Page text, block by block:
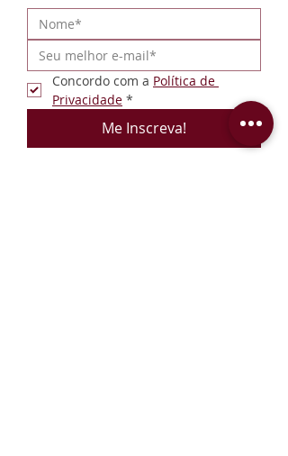
Concordo com a Política de
Privacidade *
Me Inscreva!